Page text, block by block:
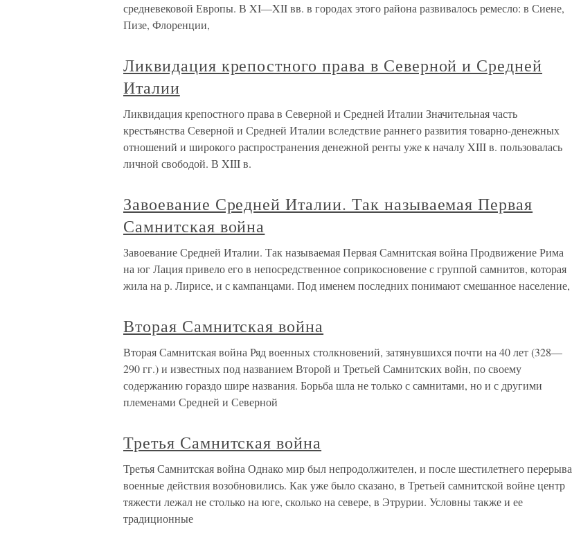
средневековой Европы. В XI—XII вв. в городах этого района развивалось ремесло: в Сиене,
Пизе, Флоренции,
Ликвидация крепостного права в Северной и Средней
Италии
Ликвидация крепостного права в Северной и Средней Италии Значительная часть
крестьянства Северной и Средней Италии вследствие раннего развития товарно-денежных
отношений и широкого распространения денежной ренты уже к началу XIII в. пользовалась
личной свободой. В XIII в.
Завоевание Средней Италии. Так называемая Первая
Самнитская война
Завоевание Средней Италии. Так называемая Первая Самнитская война Продвижение Рима
на юг Лация привело его в непосредственное сопри­косновение с группой самнитов, которая
жила на р. Лирисе, и с кампанцами. Под именем последних понимают смешанное население,
Вторая Самнитская война
Вторая Самнитская война Ряд военных столкновений, затянувшихся почти на 40 лет (328—
290 гг.) и известных под названием Второй и Третьей Самнитских войн, по своему
содержанию гораздо шире названия. Борьба шла не только с самнитами, но и с другими
племенами Средней и Северной
Третья Самнитская война
Третья Самнитская война Однако мир был непродолжителен, и после шестилетнего перерыва
военные действия возобновились. Как уже было сказано, в Третьей сам­нитской войне центр
тяжести лежал не столько на юге, сколько на севере, в Этрурии. Условны также и ее
традиционные